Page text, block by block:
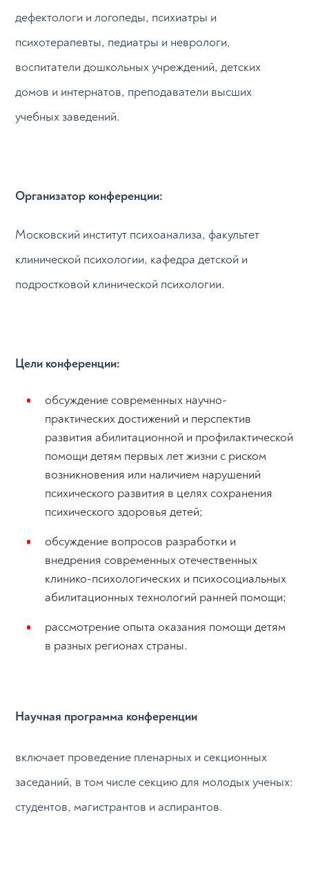
дефектологи и логопеды, психиатры и
психотерапевты, педиатры и неврологи,
воспитатели дошкольных учреждений, детских
домов и интернатов, преподаватели высших
учебных заведений.
Организатор конференции:
Московский институт психоанализа, факультет
клинической психологии, кафедра детской и
подростковой клинической психологии.
Цели конференции:
обсуждение современных научно-
практических достижений и перспектив
развития абилитационной и профилактической
помощи детям первых лет жизни с риском
возникновения или наличием нарушений
психического развития в целях сохранения
психического здоровья детей;
обсуждение вопросов разработки и
внедрения современных отечественных
клинико-психологических и психосоциальных
абилитационных технологий ранней помощи;
рассмотрение опыта оказания помощи детям
в разных регионах страны.
Научная программа конференции
включает проведение пленарных и секционных
заседаний, в том числе секцию для молодых ученых:
студентов, магистрантов и аспирантов.